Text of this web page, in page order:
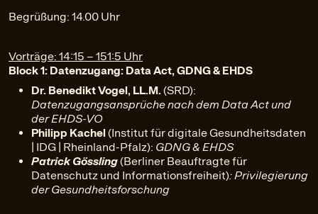
Begrüßung: 14.00 Uhr
Vorträge: 14:15 – 151:5 Uhr
Block 1: Datenzugang: Data Act, GDNG & EHDS
Dr. Benedikt Vogel, LL.M.(SRD):
Datenzugangsansprüche nach dem Data Act und
der EHDS-VO
Philipp Kachel(Institut für digitale Gesundheitsdaten
| IDG | Rheinland-Pfalz): GDNG & EHDS
Patrick Gössling(Berliner Beauftragte für
Datenschutz und Informationsfreiheit): Privilegierung
der Gesundheitsforschung